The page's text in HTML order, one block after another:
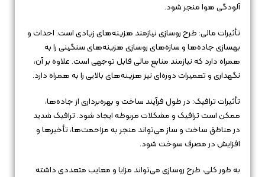
آلودگی هوا منجر شود.
تأثیرات مالی: طرح روسازی نیازمند هزینه‌های زیادی است. احداث و
بهسازی جاده‌ها و سازه‌های روسازی هزینه‌های سنگینی را به
همراه دارد که نیازمند منابع مالی قابل توجهی است. علاوه بر آن،
نگهداری و تعمیرات دوره‌ای نیز هزینه‌های بالایی را به همراه دارد.
تأثیرات ترافیک: در طول فرآیند ساخت و بهره‌برداری از جاده‌ها،
ممکن است ترافیک و مشکلات مربوطه ایجاد شود. ترافیک شدید
در مناطق ساخت و ساز می‌تواند منجر به مزاحمت‌ها، تأخیرها و
افزایش در مصرف سوخت شود.
به طور کلی، طرح روسازی می‌تواند مزایا و معایب متعددی داشته